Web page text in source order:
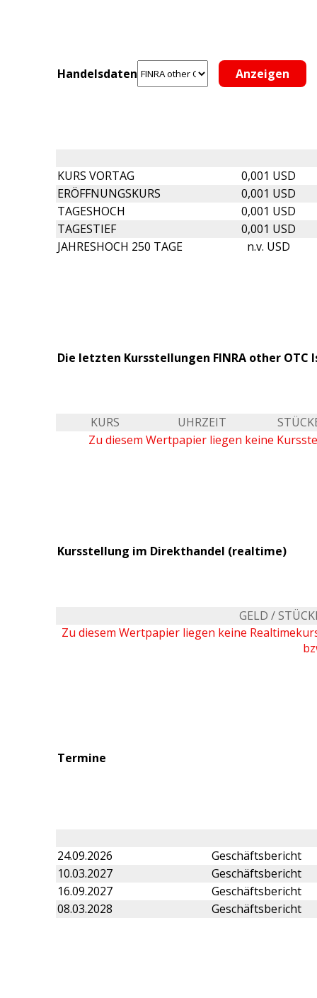
Handelsdaten
KURS VORTAG
0,001 USD
ERÖFFNUNGSKURS
0,001 USD
TAGESHOCH
0,001 USD
TAGESTIEF
0,001 USD
JAHRESHOCH 250 TAGE
n.v. USD
Die letzten Kursstellungen FINRA other OTC
KURS UHRZEIT
Zu diesem Wertpapier liegen keine
Kursstellung im Direkthandel (realtime)
GELD /
Zu diesem Wertpapier liegen keine
Termine
24.09.2026
Geschäftsbericht
10.03.2027
Geschäftsbericht
16.09.2027
Geschäftsbericht
08.03.2028
Geschäftsbericht